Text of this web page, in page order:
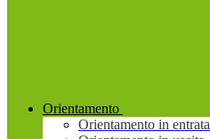
Orientamento
Orientamento in entrata